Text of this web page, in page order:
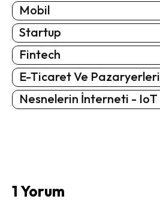
Mobil
Startup
Fintech
E-Ticaret Ve Pazaryerleri
Nesnelerin İnterneti - IoT
1 Yorum